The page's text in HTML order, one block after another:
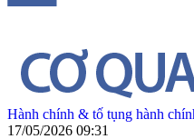
Hành chính & tố tụng hành
17/05/2026 09:31